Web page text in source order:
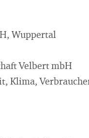
Wuppertal
Velbert mbH
Klima,